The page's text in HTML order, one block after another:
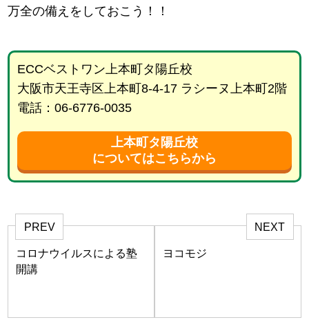
万全の備えをしておこう！！
ECCベストワン上本町タ陽丘校
大阪市天王寺区上本町8-4-17 ラシーヌ上本町2階
電話：06-6776-0035
上本町タ陽丘校
についてはこちらから
PREV
コロナウイルスによる塾
開講
NEXT
ヨコモジ